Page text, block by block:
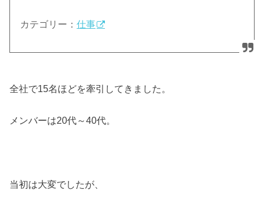
カテゴリー：仕事
全社で15名ほどを牽引してきました。
メンバーは20代～40代。
当初は大変でしたが、